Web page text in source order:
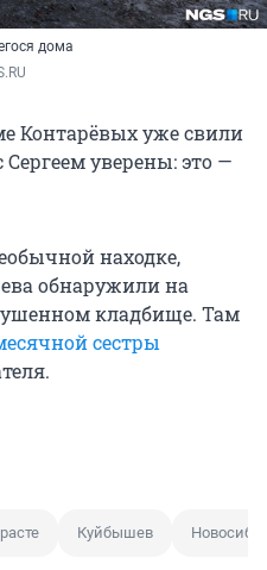
дома
Контарёвых уже свили
уверены: это —
находке,
обнаружили на
кладбище. Там
сестры
Куйбышев